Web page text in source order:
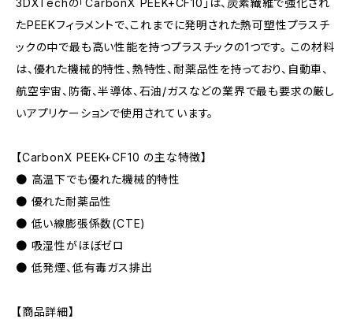
3DXTechの「CarbonX PEEK+CF10」は、炭素繊維で強化され
たPEEKフィラメントで、これまでに発明された熱可塑性プラスチ
ックの中で最も高い性能を持つプラスチックの1つです。 この材料
は、優れた機械的特性、熱特性、耐薬品性を持っており、自動車、
航空宇宙、防衛、半導体、石油/ガスなどの業界で最も要求の厳し
いアプリケーションで使用されています。
【CarbonX PEEK+CF10 の主な特徴】
● 高温下でも優れた機械的特性
● 優れた耐薬品性
● 低い線膨張係数(CTE)
● 吸湿性がほぼゼロ
● 低発煙、低有毒ガス排出
【商品詳細】